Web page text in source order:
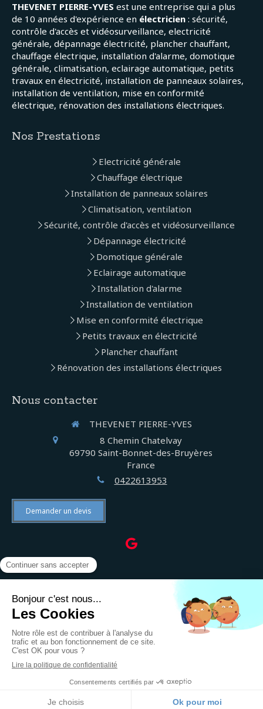
THEVENET PIERRE-YVES est une entreprise qui a plus
de 10 années d'expérience en électricien : sécurité,
contrôle d'accès et vidéosurveillance, electricité
générale, dépannage électricité, plancher chauffant,
chauffage électrique, installation d'alarme, domotique
générale, climatisation, eclairage automatique, petits
travaux en électricité, installation de panneaux solaires,
installation de ventilation, mise en conformité
électrique, rénovation des installations électriques.
Nos Prestations
Electricité générale
Chauffage électrique
Installation de panneaux solaires
Climatisation, ventilation
Sécurité, contrôle d'accès et vidéosurveillance
Dépannage électricité
Domotique générale
Eclairage automatique
Installation d'alarme
Installation de ventilation
Mise en conformité électrique
Petits travaux en électricité
Plancher chauffant
Rénovation des installations électriques
Nous contacter
THEVENET PIERRE-YVES
8 Chemin Chatelvay
69790 Saint-Bonnet-des-Bruyères
France
0422613953
Demander un devis
Plan du site
Mentions légales
Création et référencement du site par Simplébo
Site référencé sur